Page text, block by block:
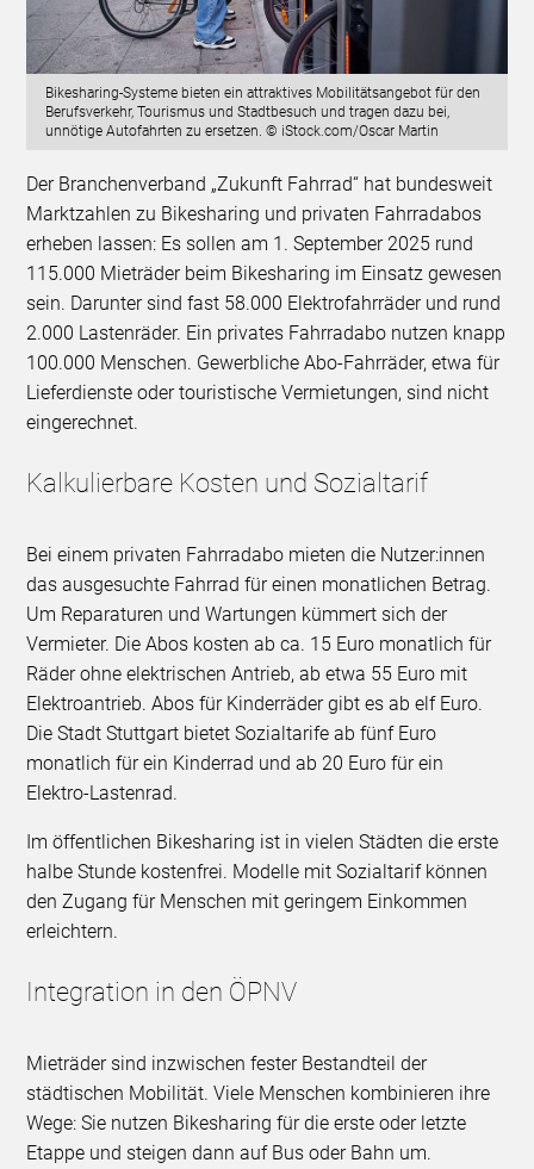
Bikesharing-Systeme bieten ein attraktives Mobilitätsangebot für den
Berufsverkehr, Tourismus und Stadtbesuch und tragen dazu bei,
unnötige Autofahrten zu ersetzen. © iStock.com/Oscar Martin
Der Branchenverband „Zukunft Fahrrad“ hat bundesweit
Marktzahlen zu Bikesharing und privaten Fahrradabos
erheben lassen: Es sollen am 1. September 2025 rund
115.000 Mieträder beim Bikesharing im Einsatz gewesen
sein. Darunter sind fast 58.000 Elektrofahrräder und rund
2.000 Lastenräder. Ein privates Fahrradabo nutzen knapp
100.000 Menschen. Gewerbliche Abo-Fahrräder, etwa für
Lieferdienste oder touristische Vermietungen, sind nicht
eingerechnet.
Kalkulierbare Kosten und Sozialtarif
Bei einem privaten Fahrradabo mieten die Nutzer:innen
das ausgesuchte Fahrrad für einen monatlichen Betrag.
Um Reparaturen und Wartungen kümmert sich der
Vermieter. Die Abos kosten ab ca. 15 Euro monatlich für
Räder ohne elektrischen Antrieb, ab etwa 55 Euro mit
Elektroantrieb. Abos für Kinderräder gibt es ab elf Euro.
Die Stadt Stuttgart bietet Sozialtarife ab fünf Euro
monatlich für ein Kinderrad und ab 20 Euro für ein
Elektro-Lastenrad.
Im öffentlichen Bikesharing ist in vielen Städten die erste
halbe Stunde kostenfrei. Modelle mit Sozialtarif können
den Zugang für Menschen mit geringem Einkommen
erleichtern.
Integration in den ÖPNV
Mieträder sind inzwischen fester Bestandteil der
städtischen Mobilität. Viele Menschen kombinieren ihre
Wege: Sie nutzen Bikesharing für die erste oder letzte
Etappe und steigen dann auf Bus oder Bahn um.